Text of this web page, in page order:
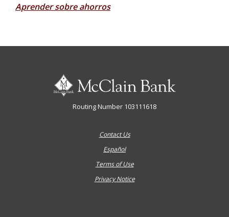
Aprender sobre ahorros
McClain Bank
Routing Number 103111618
Contact Us
Español
Terms of Use
Privacy Notice